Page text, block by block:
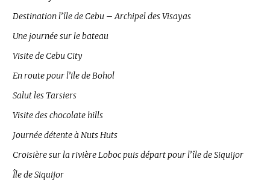
Destination l’île de Cebu – Archipel des Visayas
Une journée sur le bateau
Visite de Cebu City
En route pour l’ile de Bohol
Salut les Tarsiers
Visite des chocolate hills
Journée détente à Nuts Huts
Croisière sur la rivière Loboc puis départ pour l’île de Siquijor
Île de Siquijor